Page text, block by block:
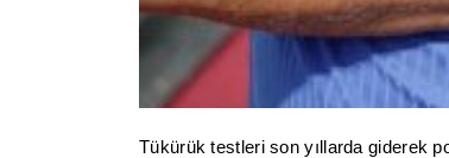
Tükürük testleri son yıllarda giderek